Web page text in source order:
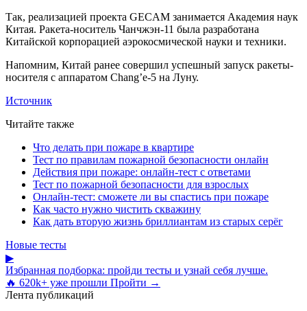
Так, реализацией проекта GECAM занимается Академия наук
Китая. Ракета-носитель Чанчжэн-11 была разработана
Китайской корпорацией аэрокосмической науки и техники.
Напомним, Китай ранее совершил успешный запуск ракеты-
носителя с аппаратом Chang’e-5 на Луну.
Источник
Читайте также
Что делать при пожаре в квартире
Тест по правилам пожарной безопасности онлайн
Действия при пожаре: онлайн-тест с ответами
Тест по пожарной безопасности для взрослых
Онлайн-тест: сможете ли вы спастись при пожаре
Как часто нужно чистить скважину
Как дать вторую жизнь бриллиантам из старых серёг
Новые тесты
▶
Избранная подборка: пройди тесты и узнай себя лучше.
🔥 620k+ уже прошли Пройти →
Лента публикаций